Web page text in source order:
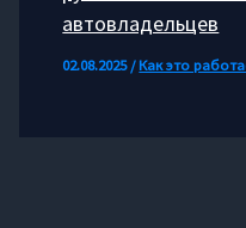
автовладельцев
02.08.2025/Как это